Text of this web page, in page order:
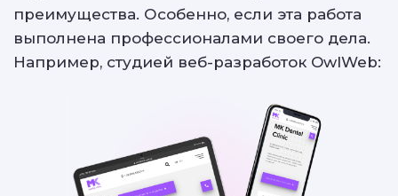
преимущества. Особенно, если эта работа
выполнена профессионалами своего дела.
Например, студией веб-разработок OwlWeb: